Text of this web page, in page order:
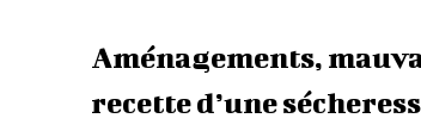
Aménagements,
recette d’une